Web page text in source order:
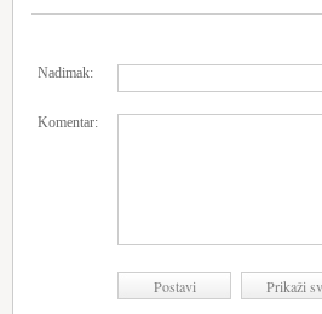
Nadimak:
Komentar: